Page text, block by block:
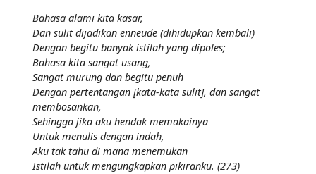
Bahasa alami kita kasar,
Dan sulit dijadikan enneude (dihidupkan kembali)
Dengan begitu banyak istilah yang dipoles;
Bahasa kita sangat usang,
Sangat murung dan begitu penuh
Dengan pertentangan [kata-kata sulit], dan sangat
membosankan,
Sehingga jika aku hendak memakainya
Untuk menulis dengan indah,
Aku tak tahu di mana menemukan
Istilah untuk mengungkapkan pikiranku. (273)